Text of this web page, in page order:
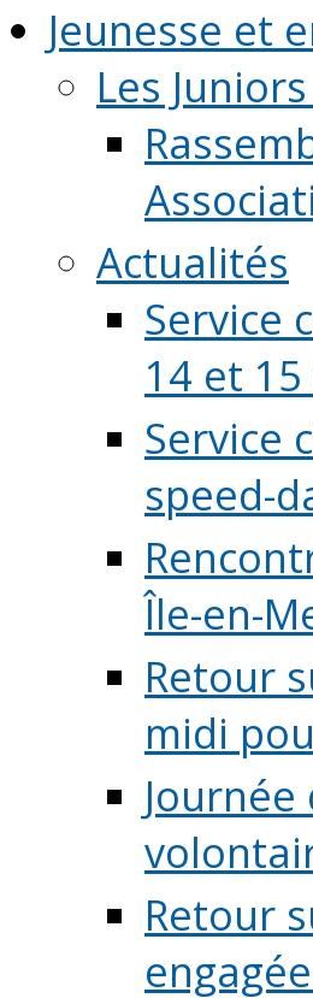
Jeunesse et
Les
Actualités
Service
14 et 15
Service
speed-
Île-en-
Retour
midi
Retour